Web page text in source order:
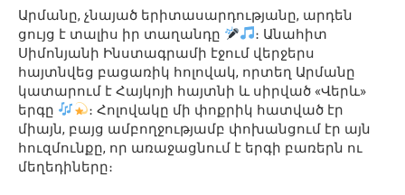
Արմանը, չնայած երիտասարդությանը, արդեն
ցույց է տալիս իր տաղանդը
։ Անահիտ
Սիմոնյանի Ինստագրամի էջում վերջերս
հայտնվեց բացառիկ հոլովակ, որտեղ Արմանը
կատարում է Հայկոյի հայտնի և սիրված «Վերև»
երգը
։ Հոլովակը մի փոքրիկ հատված էր
միայն, բայց ամբողջությամբ փոխանցում էր այն
հուզմունքը, որ առաջացնում է երգի բառերն ու
մեղեդիները։